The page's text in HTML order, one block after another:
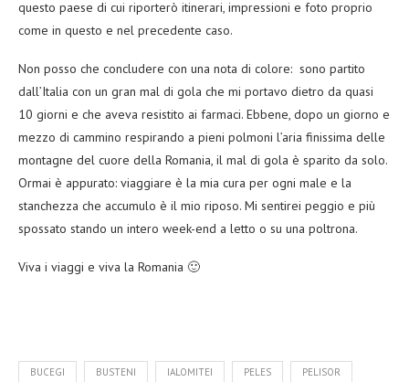
questo paese di cui riporterò itinerari, impressioni e foto proprio
come in questo e nel precedente caso.
Non posso che concludere con una nota di colore: sono partito
dall’Italia con un gran mal di gola che mi portavo dietro da quasi
10 giorni e che aveva resistito ai farmaci. Ebbene, dopo un giorno e
mezzo di cammino respirando a pieni polmoni l’aria finissima delle
montagne del cuore della Romania, il mal di gola è sparito da solo.
Ormai è appurato: viaggiare è la mia cura per ogni male e la
stanchezza che accumulo è il mio riposo. Mi sentirei peggio e più
spossato stando un intero week-end a letto o su una poltrona.
Viva i viaggi e viva la Romania 🙂
BUCEGI BUSTENI IALOMITEI PELES PELISOR